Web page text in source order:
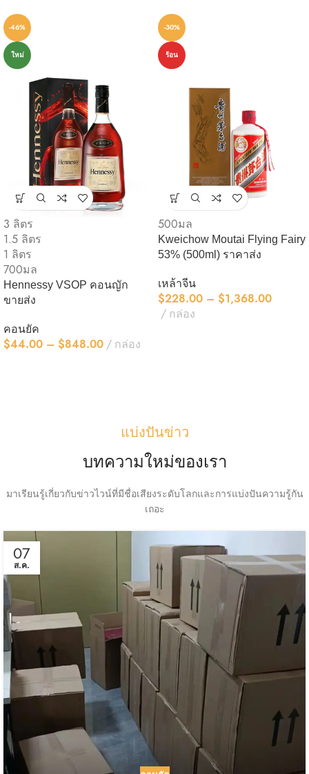
-46%
ใหม่
3 ลิตร
1.5 ลิตร
1 ลิตร
700มล
Hennessy VSOP คอนญัก
ขายส่ง
คอนยัค
$44.00 – $848.00 กล่อง
-30%
ร้อน
500มล
Kweichow Moutai Flying Fairy
53% (500ml) ราคาส่ง
เหล้าจีน
$228.00 – $1,368.00
กล่อง
แบ่งปันข่าว
บทความใหม่ของเรา
มาเรียนรู้เกี่ยวกับข่าวไวน์ที่มีชื่อเสียงระดับโลกและการแบ่งปันความรู้กัน
เถอะ
07
ส.ค.